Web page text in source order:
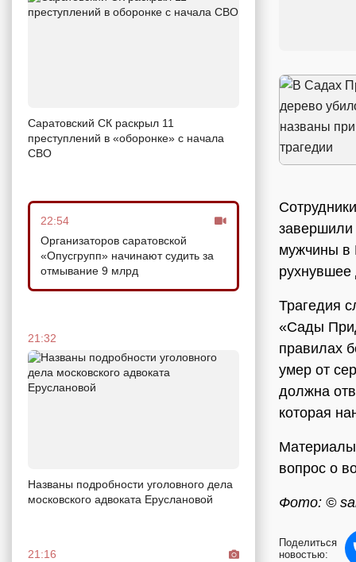
Саратовский СК раскрыл 11
преступлений в «оборонке» с начала
СВО
22:54
Организаторов саратовской
«Опусгрупп» начинают судить за
отмывание 9 млрд
21:32
Названы подробности уголовного дела
московского адвоката Еруслановой
21:16
завершили
мужчины в
Трагедия
«Сады
правилах
умер от
должна
которая
вопрос о
Фото: ©
Поделиться
новостью: